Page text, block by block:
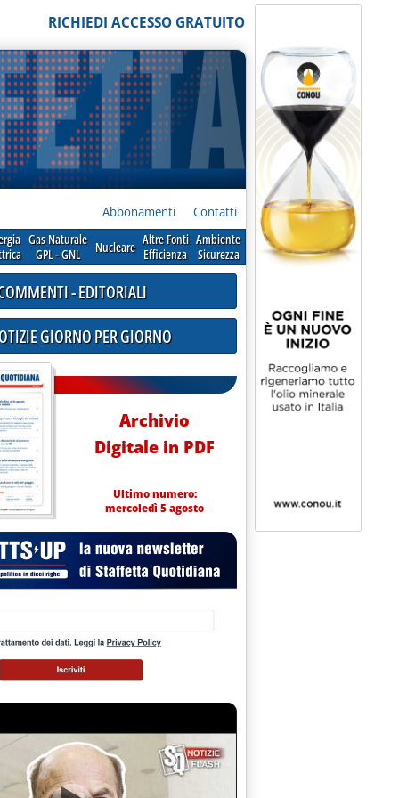
RICHIEDI ACCESSO GRATUITO
Abbonamenti Contatti
Gas Naturale
GPL - GNL
Nucleare Altre Fonti
Efficienza
Ambiente
Sicurezza
1994 alle 0.0.
SICUREZZA DEI PORTI'
- EDITORIALI
GIORNO PER GIORNO
Archivio
Digitale in PDF
Ultimo numero:
mercoledì 5 agosto